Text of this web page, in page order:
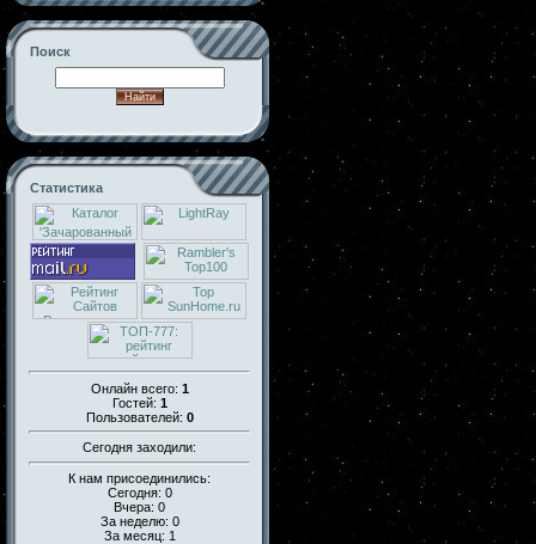
Поиск
Статистика
Онлайн всего: 1
Гостей: 1
Пользователей: 0
Сегодня заходили:
К нам присоединились:
Сегодня: 0
Вчера: 0
За неделю: 0
За месяц: 1